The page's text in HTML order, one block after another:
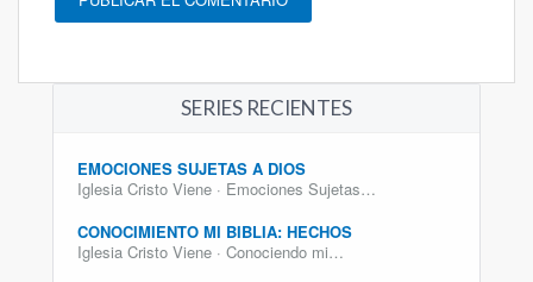
SERIES RECIENTES
EMOCIONES SUJETAS A DIOS
Iglesia Cristo Viene · Emociones Sujetas…
CONOCIMIENTO MI BIBLIA: HECHOS
Iglesia Cristo Viene · Conociendo mi…